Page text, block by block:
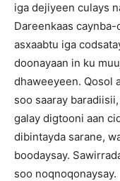
iga dejiyeen culays
Dareenkaas
asxaabtu iga
doonayaan in ku
dhaweeyeen. Qosol
soo saaray
galay digtooni aan
dibintayda sarane,
boodaysay.
soo noqnoqonaysay.